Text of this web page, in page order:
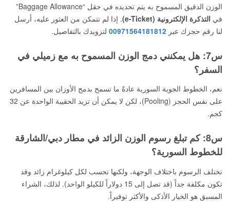
الوزن الدقيق المسموح به يتم تحديده في حقل “Baggage Allowance”
في التذكرة الإلكترونية (e-Ticket)
. إذا لم تتمكن من العثور عليه، أرسل
لنا رقم حجزك عبر 00971564181812 لتزويدك بالتفاصيل.
س7: هل يمكنني دمج الوزن المسموح به مع زميلي في
السفر؟
نعم، الخطوط الجوية السورية عادةً ما تسمح بدمج الأوزان بين المسافرين
على نفس الحجز (Pooling)، لكن لا يمكن أن تزيد الحقيبة الواحدة عن 32
كجم.
س8: كم تبلغ رسوم الوزن الزائد في مطار دبي/الشارقة
للخطوط السورية؟
تختلف الرسوم باختلاف الوجهة، ولكنها تحسب لكل كيلوغرام زائد وقد
تكون مكلفة جداً (قد تصل إلى 15 دولاراً للكيلو الواحد). لذلك، الشراء
المسبق هو الخيار الأذكى والأكثر توفيراً.